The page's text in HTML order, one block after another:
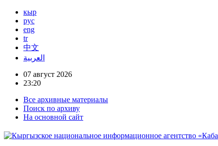
кыр
рус
eng
tr
中文
العربية
07 август 2026
23:20
Все архивные материалы
Поиск по архиву
На основной сайт